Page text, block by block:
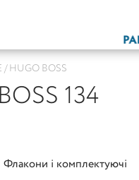
/ HUGO BOSS
134
Флакони і комплектуючі